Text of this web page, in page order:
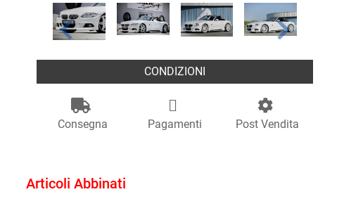
CONDIZIONI
Consegna Pagamenti Post Vendita
Articoli Abbinati